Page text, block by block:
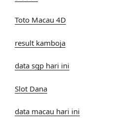
Toto Macau 4D
result kamboja
data sgp hari ini
Slot Dana
data macau hari ini